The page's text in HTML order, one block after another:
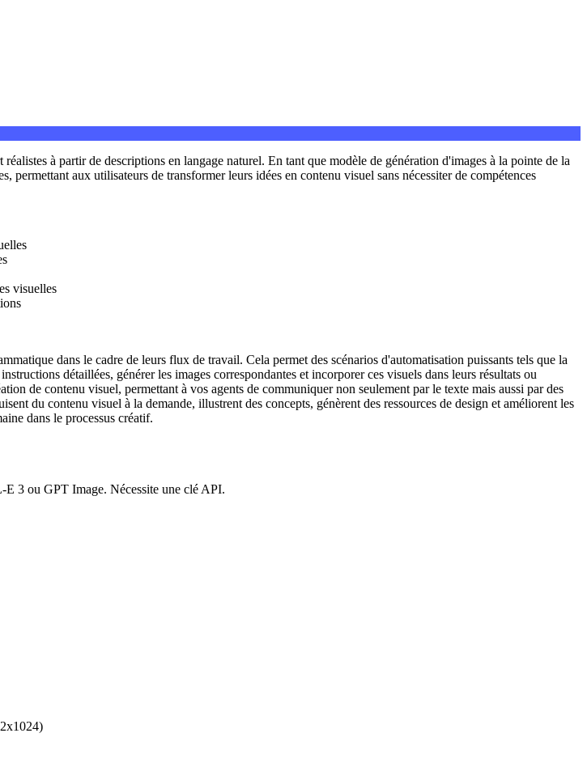
à partir de descriptions en langage naturel. En tant que modèle de génération d'images à la pointe de la
aux utilisateurs de transformer leurs idées en contenu visuel sans nécessiter de compétences
visuelles
dans le cadre de leurs flux de travail. Cela permet des scénarios d'automatisation puissants tels que la
détaillées, générer les images correspondantes et incorporer ces visuels dans leurs résultats ou
de contenu visuel, permettant à vos agents de communiquer non seulement par le texte mais aussi par des
du contenu visuel à la demande, illustrent des concepts, génèrent des ressources de design et améliorent les
dans le processus créatif.
3 ou GPT Image. Nécessite une clé API.